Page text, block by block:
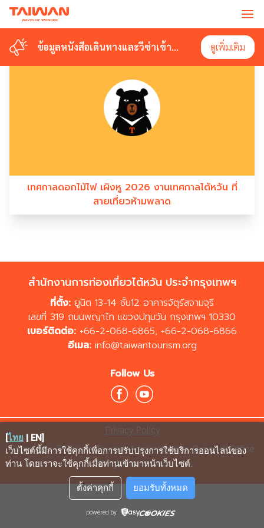
ข้อมูลหนังสือเดินทางและวีซ่าเข้า
ดูเพิ่มเติม
ข้อมูลหนังสือเดินทางและวีซ่าเข้า
ดูเพิ่มเติม
#FIREWORKS FESTIVAL
เทศกาลดอกไม้ไฟ เผิงหู 2026 งานเทศกาลไต้หวัน ที่
สายเที่ยวห้ามพลาด
สำนักงานการท่องเที่ยวไต้หวัน ประจำกรุงเทพฯ
ที่ตั้ง: ยูนิต 13-14 ชั้น12 อาคารจัตุรัสจามจุรี
เลขที่ 319 ถนนพญาไท แขวงปทุมวัน กรุงเทพฯ 10330
เบอร์ติดต่อ: +66-2-068-6865, +66-2-068-6866
อีเมล: info@taiwantourism.org
Follow Us
Privacy Policy
Copyrights © Taiwan Tourism Administration, Bangkok Office
All rights reserved.
[ไทย | EN]
เว็บไซต์นี้มีการใช้คุกกี้เพื่อการปรับปรุงการใช้บริการออนไลน์ของ
ท่าน โดยเราจะใช้คุกกี้เมื่อท่านเข้ามาหน้าเว็บไซต์.
ตั้งค่าคุกกี้ ยอมรับทั้งหมด
powered by